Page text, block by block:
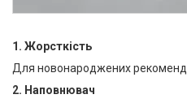
1. Жорсткість
Для новонароджених
2. Наповнювач